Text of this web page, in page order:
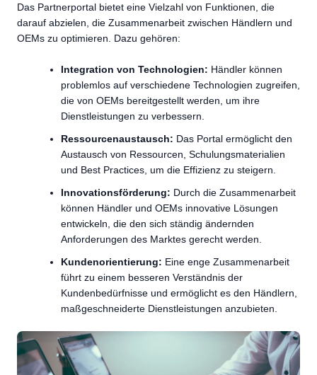
Das Partnerportal bietet eine Vielzahl von Funktionen, die
darauf abzielen, die Zusammenarbeit zwischen Händlern und
OEMs zu optimieren. Dazu gehören:
Integration von Technologien: Händler können
problemlos auf verschiedene Technologien zugreifen,
die von OEMs bereitgestellt werden, um ihre
Dienstleistungen zu verbessern.
Ressourcenaustausch: Das Portal ermöglicht den
Austausch von Ressourcen, Schulungsmaterialien
und Best Practices, um die Effizienz zu steigern.
Innovationsförderung: Durch die Zusammenarbeit
können Händler und OEMs innovative Lösungen
entwickeln, die den sich ständig ändernden
Anforderungen des Marktes gerecht werden.
Kundenorientierung: Eine enge Zusammenarbeit
führt zu einem besseren Verständnis der
Kundenbedürfnisse und ermöglicht es den Händlern,
maßgeschneiderte Dienstleistungen anzubieten.